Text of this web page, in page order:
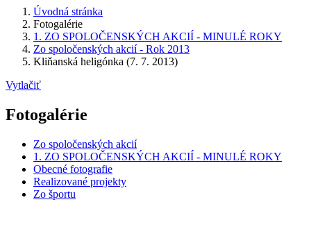
Úvodná stránka
Fotogalérie
1. ZO SPOLOČENSKÝCH AKCIÍ - MINULÉ ROKY
Zo spoločenských akcií - Rok 2013
Kliňanská heligónka (7. 7. 2013)
Vytlačiť
Fotogalérie
Zo spoločenských akcií
1. ZO SPOLOČENSKÝCH AKCIÍ - MINULÉ ROKY
Obecné fotografie
Realizované projekty
Zo športu